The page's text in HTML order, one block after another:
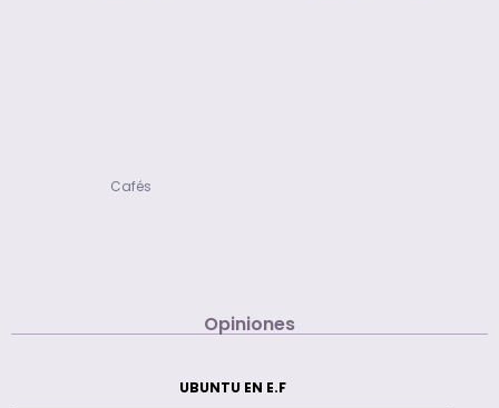
Cafés
Opiniones
UBUNTU EN E.F